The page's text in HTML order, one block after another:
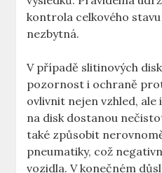
kontrola celkového
nezbytná.
V případě ‌slitinových⁢
pozornost i ochraně
ovlivnit​ nejen vzhled, ale
na‍ disk dostanou
také ⁢způsobit
‍pneumatiky, což
vozidla. V ‌konečném